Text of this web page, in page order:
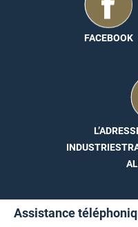
FACEBOOK
Assistance